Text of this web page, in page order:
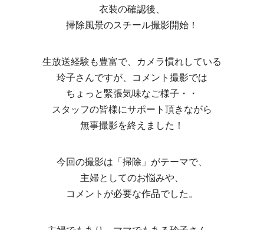
衣装の確認後、
掃除風景のスチール撮影開始！
生放送経験も豊富で、カメラ慣れしている
玲子さんですが、コメント撮影では
ちょっと緊張気味なご様子・・
スタッフの皆様にサポート頂きながら
無事撮影を終えました！
今回の撮影は「掃除」がテーマで、
主婦としてのお悩みや、
コメントが必要な作品でした。